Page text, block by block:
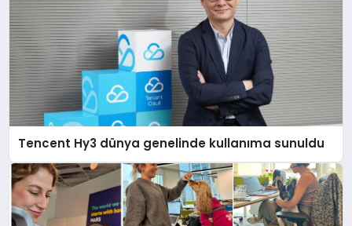
Tencent Hy3 dünya genelinde kullanıma sunuldu